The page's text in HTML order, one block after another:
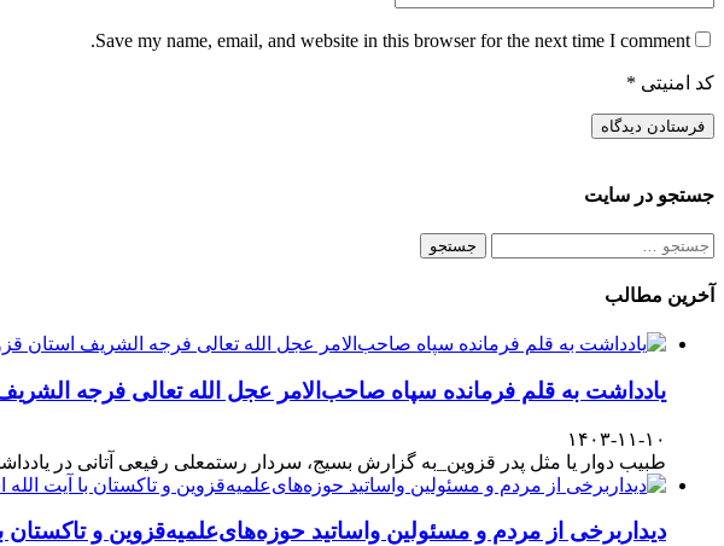
Save my name, email, and website in this browser for the next time I comment.
کد امنیتی *
جستجو در سایت
آخرین مطالب
یادداشت به قلم فرمانده سپاه صاحب‌الامر عجل الله تعالی فرجه
۱۴۰۳-۱۱-۱۰
طبیب دوار یا مثل پدر قزوین_به گزارش بسیج، سردار رستمعلی رفیعی آتانی در
دیداربرخی از مردم و مسئولین واساتید حوزه‌های‌علمیه‌قزوین و تاکستان